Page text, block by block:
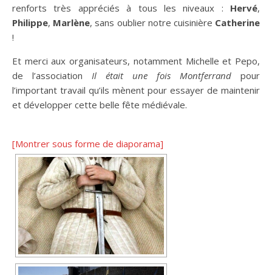
renforts très appréciés à tous les niveaux : Hervé,
Philippe, Marlène, sans oublier notre cuisinière Catherine
!
Et merci aux organisateurs, notamment Michelle et Pepo,
de l’association Il était une fois Montferrand pour
l’important travail qu’ils mènent pour essayer de maintenir
et développer cette belle fête médiévale.
[Montrer sous forme de diaporama]